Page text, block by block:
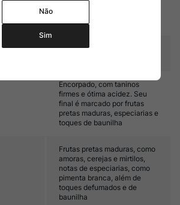
20% do vinho estagia em
durante 8 meses
Encorpado, com taninos
firmes e ótima acidez. Seu
final é marcado por frutas
pretas maduras, especiarias e
toques de baunilha
Frutas pretas maduras, como
amoras, cerejas e mirtilos,
notas de especiarias, como
pimenta branca, além de
toques defumados e de
baunilha
Não
Sim